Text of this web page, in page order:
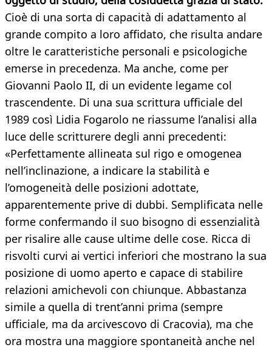
Cioè di una sorta di capacità di adattamento al
grande compito a loro affidato, che risulta andare
oltre le caratteristiche personali e psicologiche
emerse in precedenza. Ma anche, come per
Giovanni Paolo II, di un evidente legame col
trascendente. Di una sua scrittura ufficiale del
1989 così Lidia Fogarolo ne riassume l’analisi alla
luce delle scritturere degli anni precedenti:
«Perfettamente allineata sul rigo e omogenea
nell’inclinazione, a indicare la stabilità e
l’omogeneità delle posizioni adottate,
apparentemente prive di dubbi. Semplificata nelle
forme confermando il suo bisogno di essenzialità
per risalire alle cause ultime delle cose. Ricca di
risvolti curvi ai vertici inferiori che mostrano la sua
posizione di uomo aperto e capace di stabilire
relazioni amichevoli con chiunque. Abbastanza
simile a quella di trent’anni prima (sempre
ufficiale, ma da arcivescovo di Cracovia), ma che
ora mostra una maggiore spontaneità anche nel